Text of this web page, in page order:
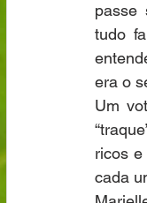
passe
tudo
era o
Um
ricos
cada